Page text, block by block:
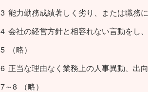
3 能力勤務成績著しく劣り、または職務に
4 会社の経営方針と相容れない言動をし
5
（略）
6 正当な理由なく業務上の人事異動、出
7～8
（略）